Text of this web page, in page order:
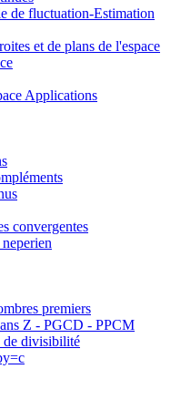
de fluctuation-Estimation
et de plans de l'espace
Applications
convergentes
premiers
Z - PGCD - PPCM
de divisibilité